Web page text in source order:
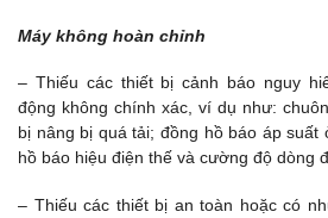
Máy không hoàn chỉnh
– Thiếu các thiết bị cảnh báo nguy
động không chính xác, ví dụ như:
bị nâng bị quá tải; đồng hồ báo áp suất
hồ báo hiệu điện thế và cường độ dòng
– Thiếu các thiết bị an toàn hoặc có